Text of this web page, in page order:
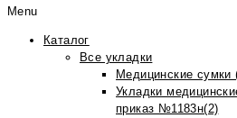
Menu
Каталог
Все укладки
Медицинские сумки
Укладки
приказ №1183н(2)